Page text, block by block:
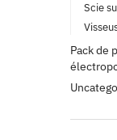
Scie
Pack de